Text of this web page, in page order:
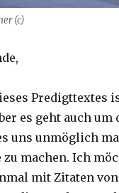
(c)
Predigttextes
es geht auch um
uns unmöglich
machen. Ich
mit Zitaten